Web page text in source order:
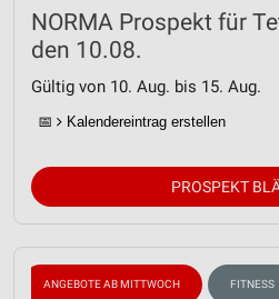
NORMA Prospekt für
den 10.08.
Gültig von 10. Aug. bis 15. Aug.
📅 Kalendereintrag erstellen
PROSPEKT
ANGEBOTE AB MITTWOCH FITNESS